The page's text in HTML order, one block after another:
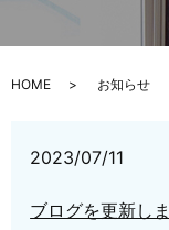
HOME お知らせ
2023/07/11
ブログを更新しま